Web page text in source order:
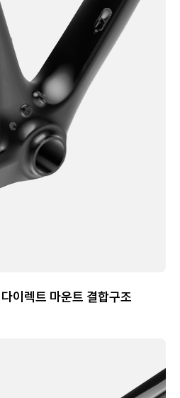
이렉트 마운트 결합구조